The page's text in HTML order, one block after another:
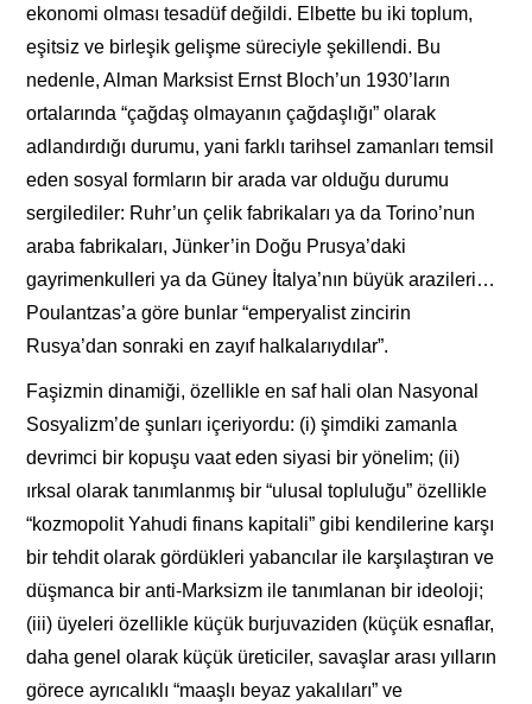
ekonomi olması tesadüf değildi. Elbette bu iki toplum,
eşitsiz ve birleşik gelişme süreciyle şekillendi. Bu
nedenle, Alman Marksist Ernst Bloch’un 1930’ların
ortalarında “çağdaş olmayanın çağdaşlığı” olarak
adlandırdığı durumu, yani farklı tarihsel zamanları temsil
eden sosyal formların bir arada var olduğu durumu
sergilediler: Ruhr’un çelik fabrikaları ya da Torino’nun
araba fabrikaları, Jünker’in Doğu Prusya’daki
gayrimenkulleri ya da Güney İtalya’nın büyük arazileri…
Poulantzas’a göre bunlar “emperyalist zincirin
Rusya’dan sonraki en zayıf halkalarıydılar”.
Faşizmin dinamiği, özellikle en saf hali olan Nasyonal
Sosyalizm’de şunları içeriyordu: (i) şimdiki zamanla
devrimci bir kopuşu vaat eden siyasi bir yönelim; (ii)
ırksal olarak tanımlanmış bir “ulusal topluluğu” özellikle
“kozmopolit Yahudi finans kapitali” gibi kendilerine karşı
bir tehdit olarak gördükleri yabancılar ile karşılaştıran ve
düşmanca bir anti-Marksizm ile tanımlanan bir ideoloji;
(iii) üyeleri özellikle küçük burjuvaziden (küçük esnaflar,
daha genel olarak küçük üreticiler, savaşlar arası yılların
görece ayrıcalıklı “maaşlı beyaz yakalıları” ve